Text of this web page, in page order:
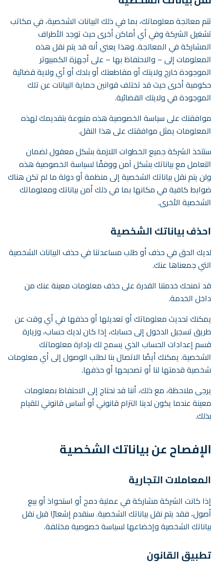
تتم معالجة معلوماتك، بما في ذلك البيانات الشخصية، في مكاتب
تشغيل الشركة وفي أي أماكن أخرى حيث توجد الأطراف
المشاركة في المعالجة. وهذا يعني أنه قد يتم نقل هذه
المعلومات إلى – والاحتفاظ بها – على أجهزة الكمبيوتر
الموجودة خارج ولايتك أو مقاطعتك أو بلدك أو أي ولاية قضائية
حكومية أخرى حيث قد تختلف قوانين حماية البيانات عن تلك
الموجودة في ولايتك القضائية.
موافقتك على سياسة الخصوصية هذه متبوعة بتقديمك لهذه
المعلومات يمثل موافقتك على هذا النقل.
ستتخذ الشركة جميع الخطوات اللازمة بشكل معقول لضمان
التعامل مع بياناتك بشكل آمن ووفقًا لسياسة الخصوصية هذه
ولن يتم نقل بياناتك الشخصية إلى منظمة أو دولة ما لم تكن هناك
ضوابط كافية في مكانها بما في ذلك أمن بياناتك ومعلوماتك
الشخصية الأخرى.
احذف بياناتك الشخصية
لديك الحق في حذف أو طلب مساعدتنا في حذف البيانات الشخصية
التي جمعناها عنك.
قد تمنحك خدمتنا القدرة على حذف معلومات معينة عنك من
داخل الخدمة.
يمكنك تحديث معلوماتك أو تعديلها أو حذفها في أي وقت عن
طريق تسجيل الدخول إلى حسابك، إذا كان لديك حساب، وزيارة
قسم إعدادات الحساب الذي يسمح لك بإدارة معلوماتك
الشخصية. يمكنك أيضًا الاتصال بنا لطلب الوصول إلى أي معلومات
شخصية قدمتها لنا أو تصحيحها أو حذفها.
يرجى ملاحظة، مع ذلك، أننا قد نحتاج إلى الاحتفاظ بمعلومات
معينة عندما يكون لدينا التزام قانوني أو أساس قانوني للقيام
بذلك.
الإفصاح عن بياناتك الشخصية
المعاملات التجارية
إذا كانت الشركة مشاركة في عملية دمج أو استحواذ أو بيع
أصول، فقد يتم نقل بياناتك الشخصية. سنقدم إشعارًا قبل نقل
بياناتك الشخصية وإخضاعها لسياسة خصوصية مختلفة.
تطبيق القانون